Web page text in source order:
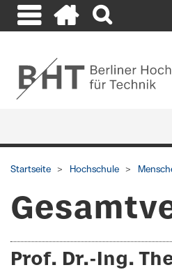
Startseite Hochschule
Prof. Dr.-Ing.